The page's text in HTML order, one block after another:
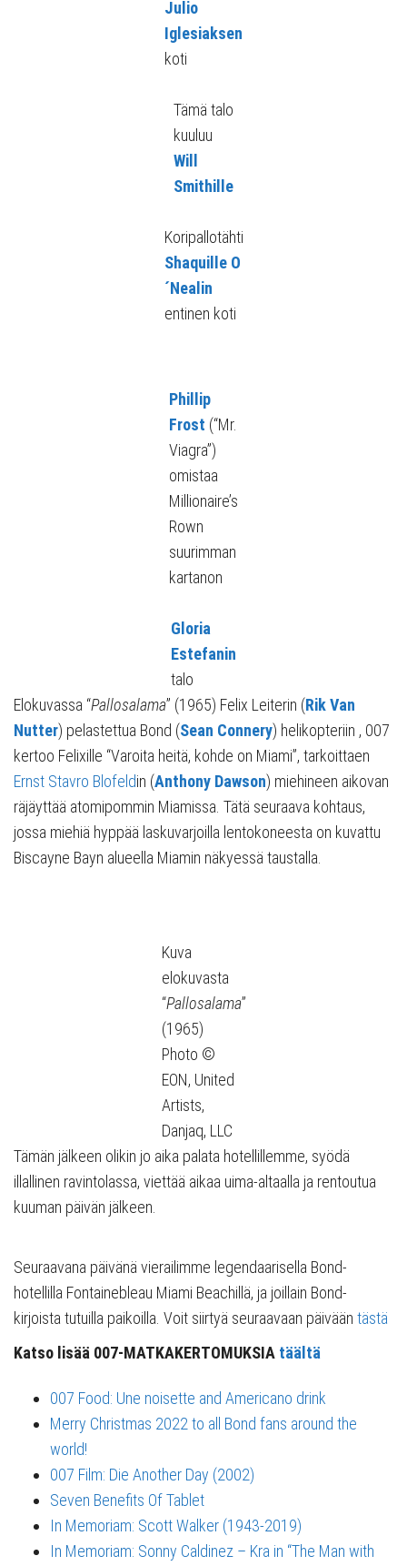
Julio
Iglesiaksen
koti
Tämä talo
kuuluu
Will
Smithille
Koripallotähti
Shaquille O
´Nealin
entinen koti
Phillip
Frost (“Mr.
Viagra”)
omistaa
Millionaire’s
Rown
suurimman
kartanon
Gloria
Estefanin
talo
Elokuvassa “Pallosalama” (1965) Felix Leiterin (Rik Van
Nutter) pelastettua Bond (Sean Connery) helikopteriin , 007
kertoo Felixille “Varoita heitä, kohde on Miami”, tarkoittaen
Ernst Stavro Blofeldin (Anthony Dawson) miehineen aikovan
räjäyttää atomipommin Miamissa. Tätä seuraava kohtaus,
jossa miehiä hyppää laskuvarjoilla lentokoneesta on kuvattu
Biscayne Bayn alueella Miamin näkyessä taustalla.
Kuva
elokuvasta
“Pallosalama”
(1965)
Photo ©
EON, United
Artists,
Danjaq, LLC
Tämän jälkeen olikin jo aika palata hotellillemme, syödä
illallinen ravintolassa, viettää aikaa uima-altaalla ja rentoutua
kuuman päivän jälkeen.
Seuraavana päivänä vierailimme legendaarisella Bond-
hotellilla Fontainebleau Miami Beachillä, ja joillain Bond-
kirjoista tutuilla paikoilla. Voit siirtyä seuraavaan päivään tästä
Katso lisää 007-MATKAKERTOMUKSIA täältä
007 Food: Une noisette and Americano drink
Merry Christmas 2022 to all Bond fans around the
world!
007 Film: Die Another Day (2002)
Seven Benefits Of Tablet
In Memoriam: Scott Walker (1943-2019)
In Memoriam: Sonny Caldinez – Kra in “The Man with